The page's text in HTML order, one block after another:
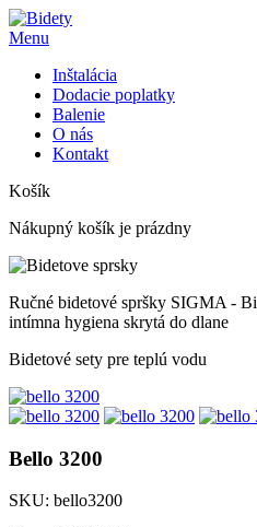
Menu
Inštalácia
Dodacie poplatky
Balenie
O nás
Kontakt
Košík
Nákupný košík je prázdny
Ručné bidetové spršky SIGMA -
intímna hygiena skrytá do dlane
Bidetové sety pre teplú vodu
Bello 3200
SKU: bello3200